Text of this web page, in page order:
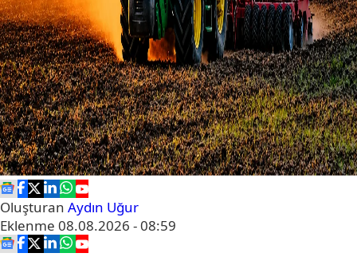
Oluşturan Aydın Uğur
Eklenme 08.08.2026 - 08:59